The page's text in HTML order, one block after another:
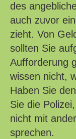
des
auch zuvor
zieht. Von
sollten Sie
Aufforderung
wissen nicht,
Haben Sie
Sie die
nicht mit
sprechen.